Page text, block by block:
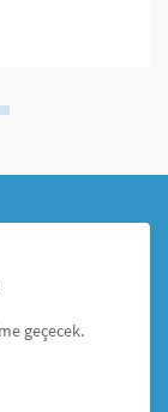
şey ...
geçecek.